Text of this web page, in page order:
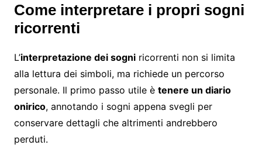
Come interpretare i propri sogni
ricorrenti
L’interpretazione dei sogniricorrenti non si limita
alla lettura dei simboli, ma richiede un percorso
personale. Il primo passo utile è tenere un diario
onirico, annotando i sogni appena svegli per
conservare dettagli che altrimenti andrebbero
perduti.